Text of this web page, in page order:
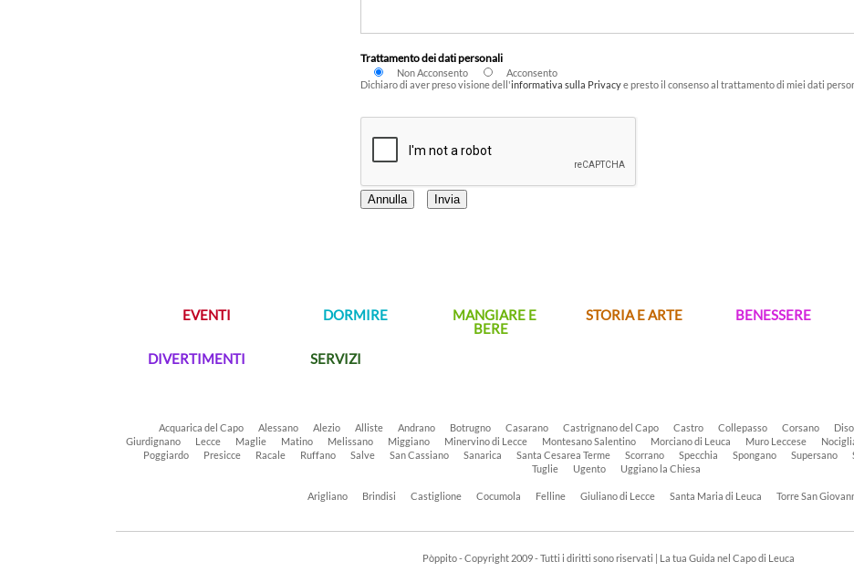
Trattamento dei dati personali
Non Acconsento
Acconsento
Dichiaro di aver preso visione dell'informativa sulla Privacye presto il consenso al trattamento di miei dati
EVENTI DORMIRE
MANGIARE E
BERE
STORIA E ARTE BENESSERE
DIVERTIMENTI SERVIZI
Acquarica del Capo Alessano Alezio Alliste Andrano Botrugno Casarano Castrignano del Capo Castro Collepasso Corsano Diso
Giurdignano
Lecce Maglie Matino Melissano Miggiano Minervino di Lecce Montesano Salentino Morciano di Leuca Muro Leccese
Poggiardo
Presicce Racale Ruffano Salve San Cassiano Sanarica Santa Cesarea Terme Scorrano Specchia Spongano Supersano
Tuglie
Ugento Uggiano la Chiesa
Arigliano Brindisi Castiglione Cocumola Felline Giuliano di Lecce Santa Maria di Leuca Torre San
Pòppito - Copyright 2009 - Tutti i diritti sono riservati | La tua Guida nel Capo di Leuca